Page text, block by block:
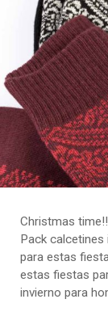
Christmas
Pack
para estas
estas fiestas
invierno para